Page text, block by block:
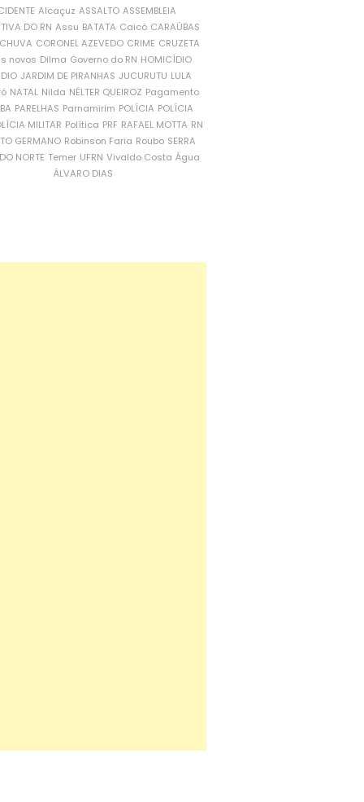
Alcaçuz ASSALTO ASSEMBLEIA
DO RN Assu BATATA Caicó CARAÚBAS
CORONEL AZEVEDO CRIME CRUZETA
novos Dilma Governo do RN HOMICÍDIO
JARDIM DE PIRANHAS JUCURUTU LULA
NATAL Nilda NÉLTER QUEIROZ Pagamento
PARELHAS Parnamirim POLÍCIA POLÍCIA
MILITAR Política PRF RAFAEL MOTTA RN
GERMANO Robinson Faria Roubo SERRA
NORTE Temer UFRN Vivaldo Costa Água
ÁLVARO DIAS